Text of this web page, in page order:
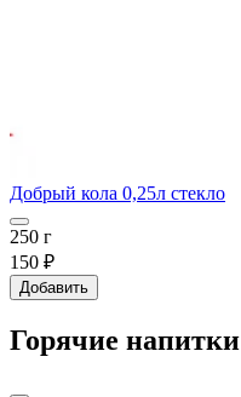
Добрый кола 0,25л стекло
250 г
150 ₽
Добавить
Горячие напитки